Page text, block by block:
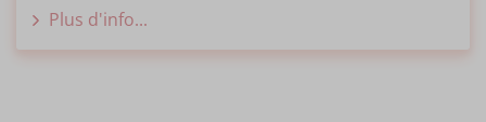
Plus d'info...